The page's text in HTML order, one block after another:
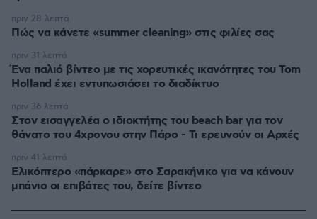
Πώς να κάνετε «summer cleaning» στις φιλίες σας
πριν 28 λεπτά
Ένα παλιό βίντεο με τις χορευτικές ικανότητες του Tom
Holland έχει εντυπωσιάσει το διαδίκτυο
πριν 31 λεπτά
Στον εισαγγελέα ο ιδιοκτήτης του beach bar για τον
θάνατο του 4χρονου στην Πάρο - Τι ερευνούν οι Αρχές
πριν 36 λεπτά
Ελικόπτερο «πάρκαρε» στο Σαρακήνικο για να κάνουν
μπάνιο οι επιβάτες του, δείτε βίντεο
πριν 41 λεπτά